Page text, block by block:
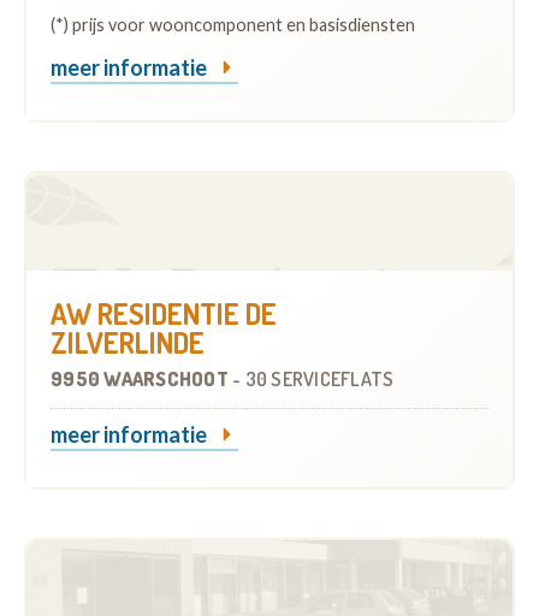
(*) prijs voor wooncomponent en basisdiensten
meer informatie
AW RESIDENTIE DE
ZILVERLINDE
9950 WAARSCHOOT - 30 SERVICEFLATS
meer informatie